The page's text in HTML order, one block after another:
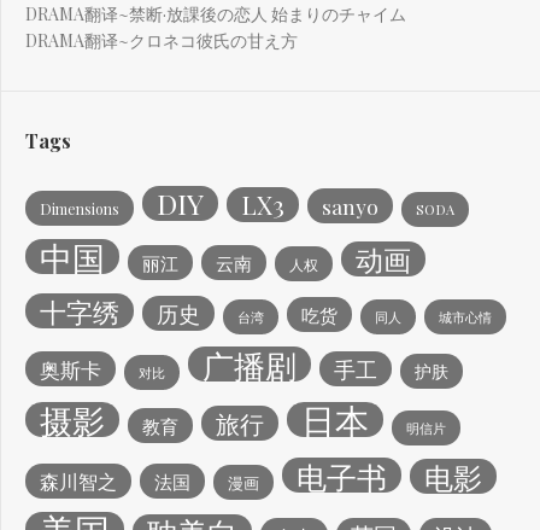
DRAMA翻译~禁断·放課後の恋人 始まりのチャイム
DRAMA翻译~クロネコ彼氏の甘え方
Tags
Dimensions DIY LX3 sanyo SODA
中国 丽江 云南 人权 动画
十字绣 历史 台湾 吃货 同人 城市心情
奥斯卡 对比 广播剧 手工 护肤
摄影 教育 旅行 日本 明信片
森川智之 法国 漫画 电子书 电影